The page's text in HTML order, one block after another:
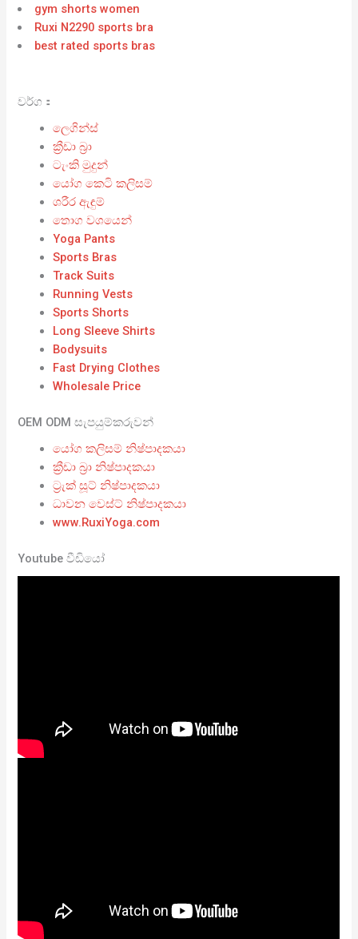
gym shorts women
Ruxi N2290 sports bra
best rated sports bras
වර්ග：
ලෙගින්ස්
ක්‍රීඩා බ්‍රා
ටැංකි මුදුන්
යෝග කෙටි කලිසම්
ශරීර ඇඳුම්
තොග වශයෙන්
Yoga Pants
Sports Bras
Track Suits
Running Vests
Sports Shorts
Long Sleeve Shirts
Bodysuits
Fast Drying Clothes
Wholesale Price
OEM ODM සැපයුම්කරුවන්
යෝග කලිසම් නිෂ්පාදකයා
ක්‍රීඩා බ්‍රා නිෂ්පාදකයා
ට්‍රැක් සූට් නිෂ්පාදකයා
ධාවන වෙස්ට් නිෂ්පාදකයා
www.RuxiYoga.com
Youtube වීඩියෝ